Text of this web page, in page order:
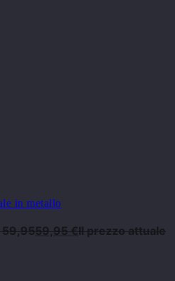
in metallo
59,9559,95€Il prezzo attuale